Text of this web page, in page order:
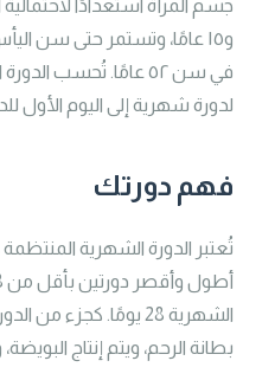
و١٥ عامًا، وتستمر حتى سن
في سن ٥٢ عامًا. تُحسب
لدورة شهرية إلى اليوم الأول
فهم دورتك
تُعتبر الدورة الشهرية
الشهرية 28 يومًا. كجزء
بطانة الرحم، ويتم إنتاج